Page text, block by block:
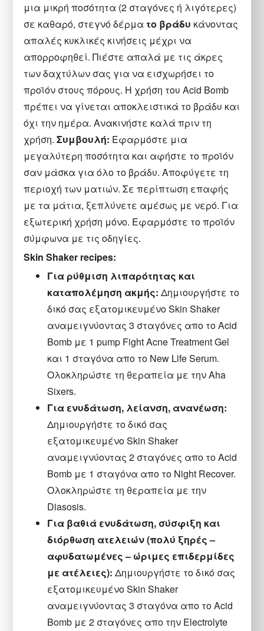
μια μικρή ποσότητα (2 σταγόνες ή λιγότερες)
σε καθαρό, στεγνό δέρμα το βράδυ κάνοντας
απαλές κυκλικές κινήσεις μέχρι να
απορροφηθεί. Πιέστε απαλά με τις άκρες
των δαχτύλων σας για να εισχωρήσει το
προϊόν στους πόρους. Η χρήση του Acid Bomb
πρέπει να γίνεται αποκλειστικά το βράδυ και
όχι την ημέρα. Ανακινήστε καλά πριν τη
χρήση.Συμβουλή: Εφαρμόστε μια
μεγαλύτερη ποσότητα και αφήστε το προϊόν
σαν μάσκα για όλο το βράδυ. Αποφύγετε τη
περιοχή των ματιών. Σε περίπτωση επαφής
με τα μάτια, ξεπλύνετε αμέσως με νερό. Για
εξωτερική χρήση μόνο. Εφαρμόστε το προϊόν
σύμφωνα με τις οδηγίες.
Skin Shaker recipes:
Για ρύθμιση λιπαρότητας και
καταπολέμηση ακμής: Δημιουργήστε το
δικό σας εξατομικευμένο Skin Shaker
αναμειγνύοντας 3 σταγόνες απο το Acid
Bomb με 1 pump Fight Acne Treatment Gel
και 1 σταγόνα απο το New Life Serum.
Ολοκληρώστε τη θεραπεία με την Aha
Sixers.
Για ενυδάτωση, λείανση, ανανέωση:
Δημιουργήστε το δικό σας
εξατομικευμένο Skin Shaker
αναμειγνύοντας 2 σταγόνες απο το Acid
Bomb με 1 σταγόνα απο το Night Recover.
Ολοκληρώστε τη θεραπεία με την
Diasosis.
Για βαθιά ενυδάτωση, σύσφιξη και
διόρθωση ατελειών (πολύ ξηρές –
αφυδατωμένες – ώριμες επιδερμίδες
με ατέλειες):Δημιουργήστε το δικό σας
εξατομικευμένο Skin Shaker
αναμειγνύοντας 3 σταγόνα απο το Acid
Bomb με 2 σταγόνες απο την Electrolyte